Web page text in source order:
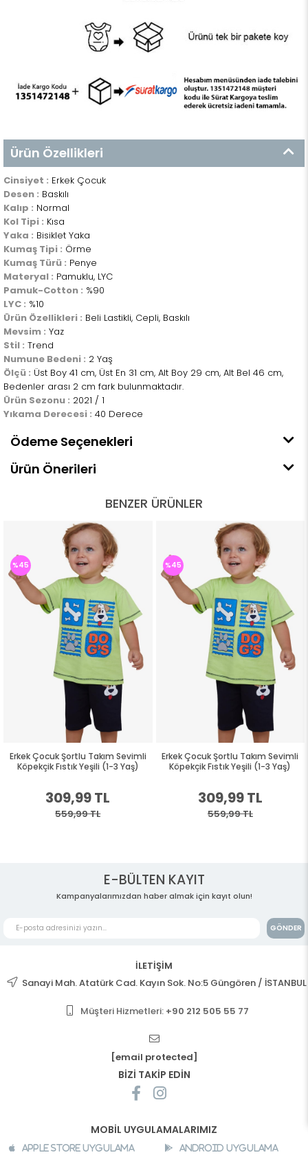
Ürün Özellikleri
Cinsiyet : Erkek Çocuk
Desen : Baskılı
Kalıp : Normal
Kol Tipi : Kısa
Yaka : Bisiklet Yaka
Kumaş Tipi : Örme
Kumaş Türü : Penye
Materyal : Pamuklu, LYC
Pamuk-Cotton : %90
LYC : %10
Ürün Özellikleri : Beli Lastikli, Cepli, Baskılı
Mevsim : Yaz
Stil : Trend
Numune Bedeni : 2 Yaş
Ölçü : Üst Boy 41 cm, Üst En 31 cm, Alt Boy 29 cm, Alt Bel 46 cm,
Bedenler arası 2 cm fark bulunmaktadır.
Ürün Sezonu : 2021 / 1
Yıkama Derecesi : 40 Derece
Ödeme Seçenekleri
Ürün Önerileri
BENZER ÜRÜNLER
Erkek Çocuk Şortlu Takım Sevimli
Köpekçik Fıstık Yeşili (1-3 Yaş)
309,99 TL
559,99 TL
%45
Erkek Çocuk Şortlu Takım Sevimli
Köpekçik Fıstık Yeşili (1-3 Yaş)
309,99 TL
559,99 TL
%45
E-BÜLTEN KAYIT
Kampanyalarımızdan haber almak için kayıt olun!
GÖNDER
İLETİŞİM
Sanayi Mah. Atatürk Cad. Kayın Sok. No:5 Güngören / İSTANBUL
Müşteri Hizmetleri: +90 212 505 55 77
[email protected]
BİZİ TAKİP EDİN
MOBİL UYGULAMALARIMIZ
Apple Store Uygulama Android Uygulama